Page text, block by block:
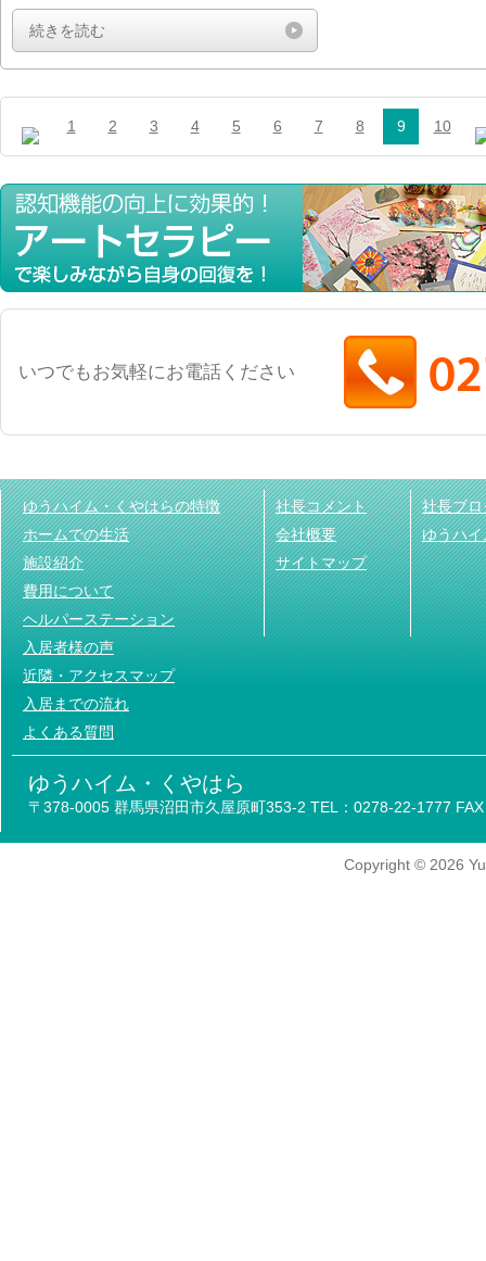
続きを読む
1 2 3 4 5 6 7 8 9 10
いつでもお気軽にお電話ください
ゆうハイム・くやはらの特徴
ホームでの生活
施設紹介
費用について
ヘルパーステーション
入居者様の声
近隣・アクセスマップ
入居までの流れ
よくある質問
社長コメント
会社概要
サイトマップ
社長ブロ
ゆうハ
ゆうハイム・くやはら
〒378-0005 群馬県沼田市久屋原町353-2 TEL：0278-22-1777
Copyright © 2026